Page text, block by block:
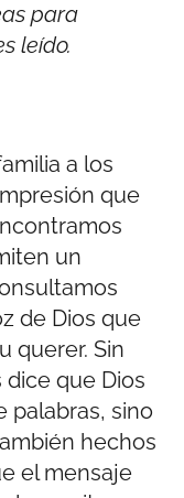
para
leído.
a los
que
un
de Dios que
querer. Sin
dice que Dios
palabras, sino
hechos
el mensaje